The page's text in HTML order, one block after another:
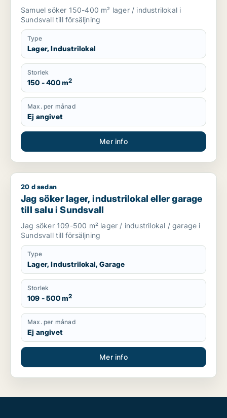
Samuel söker 150-400 m² lager / industrilokal i
Sundsvall till försäljning
Type
Lager, Industrilokal
Storlek
150 - 400 m2
Max. per månad
Ej angivet
Mer info
Jag söker lager, industrilokal eller garage till salu i Sundsvall
20 d sedan
Jag söker lager, industrilokal eller garage
till salu i Sundsvall
Jag söker 109-500 m² lager / industrilokal / garage i
Sundsvall till försäljning
Type
Lager, Industrilokal, Garage
Storlek
109 - 500 m2
Max. per månad
Ej angivet
Mer info